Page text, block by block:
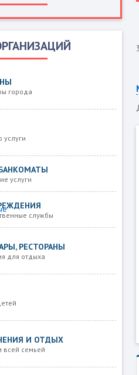
города
услуги
услуги
службы
РЕСТОРАНЫ
для отдыха
И ОТДЫХ
всей семьей